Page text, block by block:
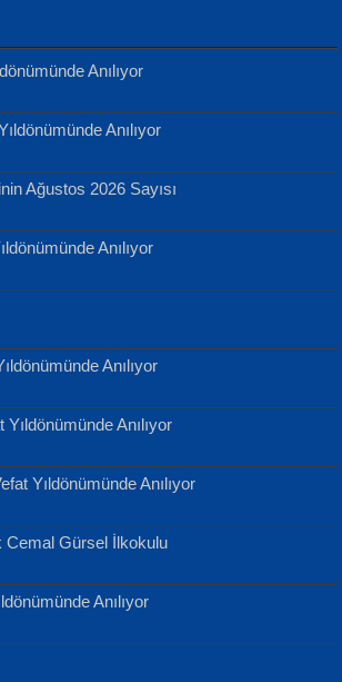
Eyüp...
Anılıyor
Anılıyor
Ağustos 2026 Sayısı
Anılıyor
Anılıyor
Anılıyor
Yıldönümünde Anılıyor
Cemal Gürsel İlkokulu
Anılıyor